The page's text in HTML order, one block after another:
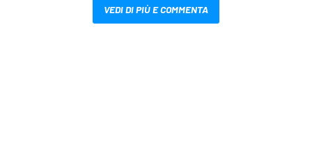
VEDI DI PIÙ E COMMENTA